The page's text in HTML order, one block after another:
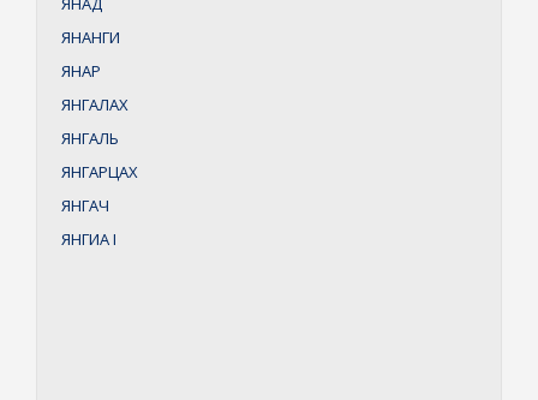
ЯНАНГИ
ЯНАР
ЯНГАЛАХ
ЯНГАЛЬ
ЯНГАРЦАХ
ЯНГАЧ
ЯНГИАI